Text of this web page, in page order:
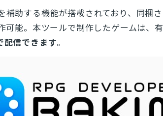
補助する機能が搭載されており、同梱
可能。本ツールで制作したゲームは、
配信できます。